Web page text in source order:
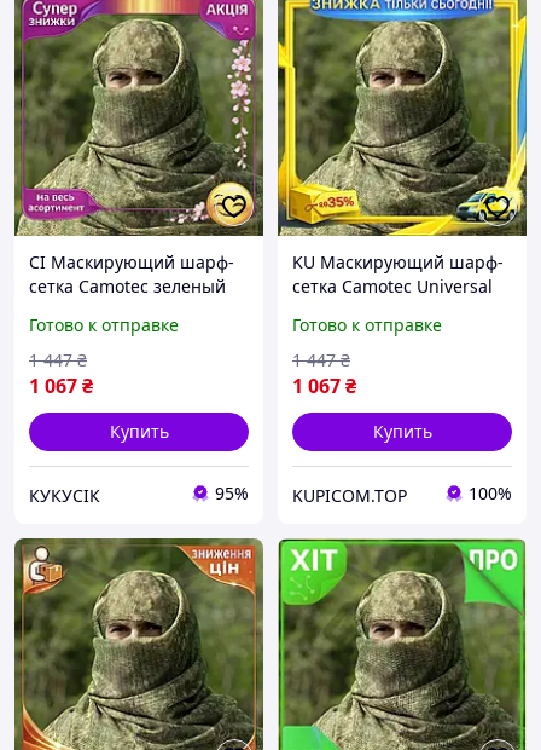
CI Маскирующий шарф-
сетка Camotec зеленый
снайперов защита лица и
головы CI2-888
Готово к отправке
1 067₴
1 447 ₴
Купить
КУКУСІК 95%
KU Маскирующий шарф-
сетка Camotec Universal
снайперов защита лица и
головы Uni2L_K
Готово к отправке
1 067₴
1 447 ₴
Купить
KUPICOM.TOP 100%